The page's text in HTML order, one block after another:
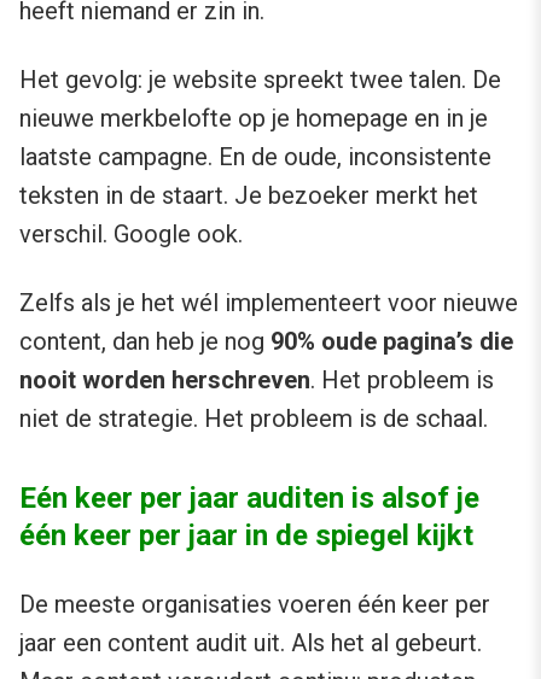
heeft niemand er zin in.
Het gevolg: je website spreekt twee talen. De
nieuwe merkbelofte op je homepage en in je
laatste campagne. En de oude, inconsistente
teksten in de staart. Je bezoeker merkt het
verschil. Google ook.
Zelfs als je het wél implementeert voor nieuwe
content, dan heb je nog 90% oude pagina’s die
nooit worden herschreven. Het probleem is
niet de strategie. Het probleem is de schaal.
Eén keer per jaar auditen is alsof je
één keer per jaar in de spiegel kijkt
De meeste organisaties voeren één keer per
jaar een content audit uit. Als het al gebeurt.